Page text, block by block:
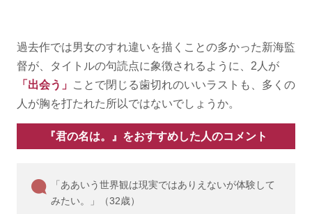
過去作では男女のすれ違いを描くことの多かった新海監
督が、タイトルの句読点に象徴されるように、2人が
「出会う」 ことで閉じる歯切れのいいラストも、多くの
人が胸を打たれた所以ではないでしょうか。
『君の名は。』をおすすめした人のコメント
「ああいう世界観は現実ではありえないが体験して
みたい。」（32歳）